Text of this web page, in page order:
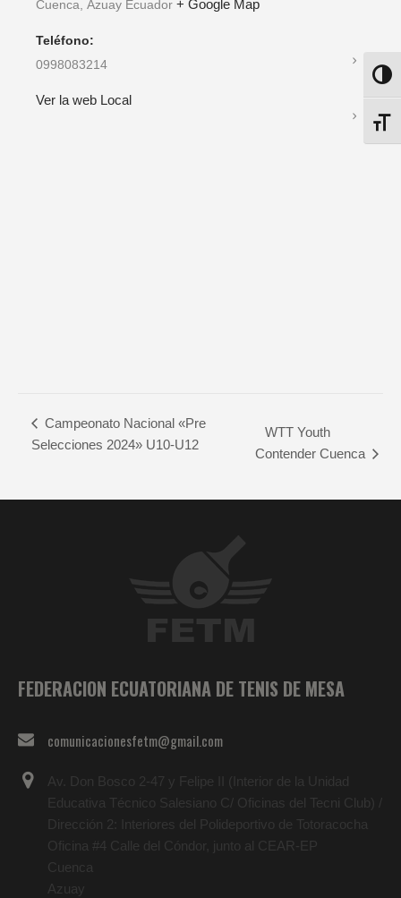
Cuenca, Azuay Ecuador + Google Map
Teléfono:
0998083214
Ver la web Local
Campeonato Nacional «Pre
Selecciones 2024» U10-U12
WTT Youth
Contender Cuenca
FEDERACION ECUATORIANA DE TENIS DE MESA
comunicacionesfetm@gmail.com
Av. Don Bosco 2-47 y Felipe II (Interior de la Unidad
Educativa Técnico Salesiano C/ Oficinas del Tecni Club) /
Dirección 2: Interiores del Polideportivo de Totoracocha
Oficina #4 Calle del Cóndor, junto al CEAR-EP
Cuenca
Azuay